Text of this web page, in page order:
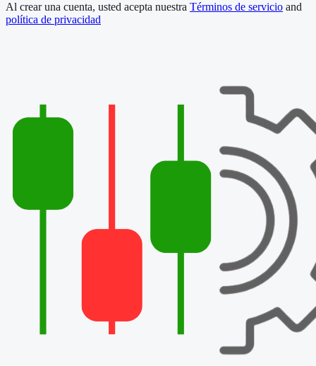
Al crear una cuenta, usted acepta nuestra Términos de servicio and
política de privacidad